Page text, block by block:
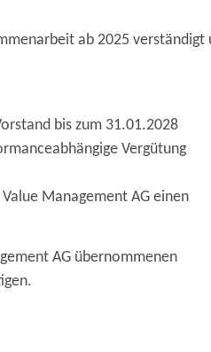
ab 2025 verständigt
bis zum 31.01.2028
Vergütung
Management AG einen
AG übernommenen